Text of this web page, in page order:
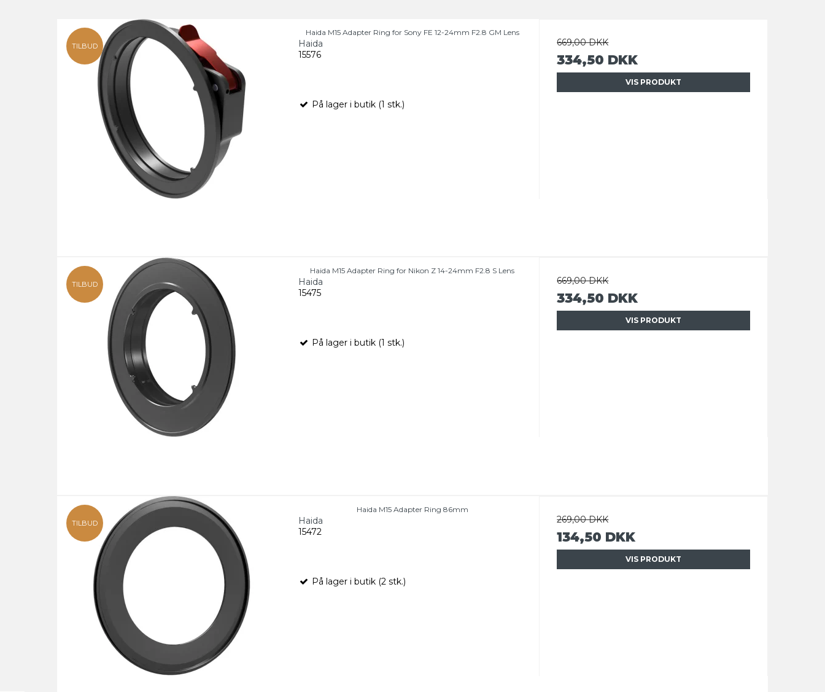
TILBUD
Haida M15 Adapter Ring for Sony FE 12-24mm F2.8 GM Lens
Haida
15576
På lager i butik (1 stk.)
669,00 DKK
334,50 DKK
VIS PRODUKT
TILBUD
Haida M15 Adapter Ring for Nikon Z 14-24mm F2.8 S Lens
Haida
15475
På lager i butik (1 stk.)
669,00 DKK
334,50 DKK
VIS PRODUKT
TILBUD
Haida M15 Adapter Ring 86mm
Haida
15472
På lager i butik (2 stk.)
269,00 DKK
134,50 DKK
VIS PRODUKT